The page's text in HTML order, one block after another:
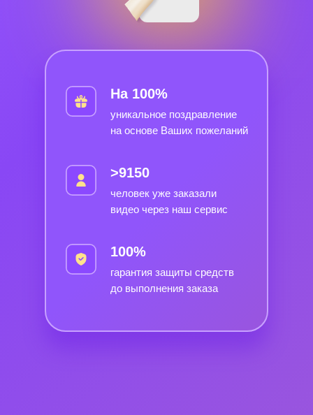
уникальное поздравление
на основе Ваших пожеланий
На 100%
человек уже заказали
видео через наш сервис
>9150
гарантия защиты средств
до выполнения заказа
100%